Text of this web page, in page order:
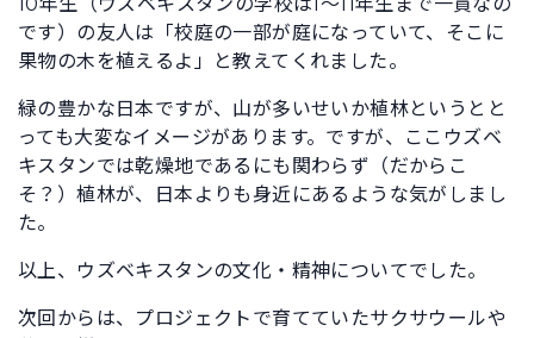
です）の友人は「校庭の一部が庭になっていて、そこに
果物の木を植えるよ」と教えてくれました。
緑の豊かな日本ですが、山が多いせいか植林というとと
っても大変なイメージがあります。ですが、ここウズベ
キスタンでは乾燥地であるにも関わらず（だからこ
そ？）植林が、日本よりも身近にあるような気がしまし
た。
以上、ウズベキスタンの文化・精神についてでした。
次回からは、プロジェクトで育てていたサクサウールや